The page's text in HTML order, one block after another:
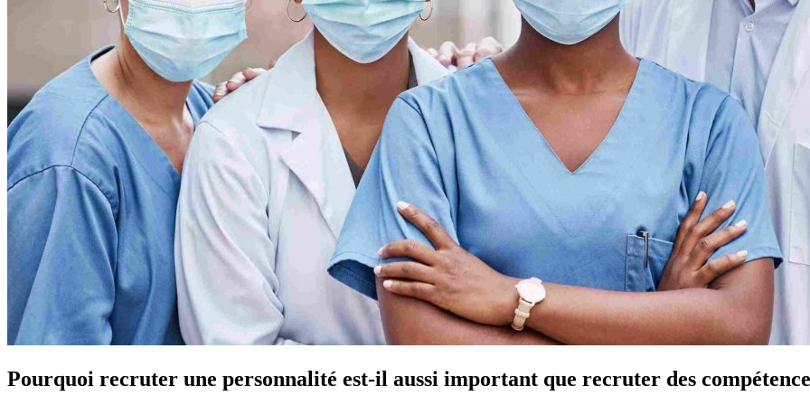
Pourquoi recruter une personnalité est-il aussi important que recruter des